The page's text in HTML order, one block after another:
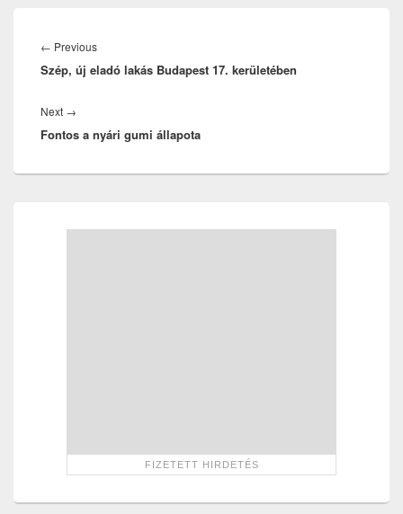
navigáció
← PreviousPrevious
post:
Szép, új eladó lakás Budapest 17. kerületében
Next →
post:
Fontos a nyári gumi állapota